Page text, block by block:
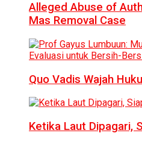
Alleged Abuse of
Mas Removal Case
Quo Vadis Wajah
Ketika Laut Dipagari,